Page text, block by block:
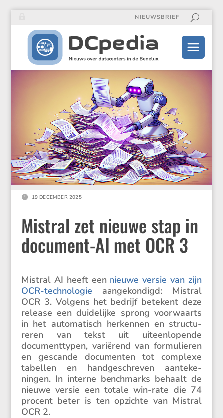
NIEUWSBRIEF
 19 DECEMBER 2025
Mistral zet nieuwe stap in
document-AI met OCR 3
Mistral AI heeft een nieuwe versie van zijn
OCR-techno­logie aange­kon­digd: Mistral
OCR 3. Volgens het bedrijf betekent deze
release een duide­lijke sprong voorwaarts
in het automa­tisch herkennen en struc­tu­
reren van tekst uit uiteen­lo­pende
document­typen, varië­rend van formu­lieren
en gescande documenten tot complexe
tabellen en handge­schreven aante­ke­
ningen. In interne bench­marks behaalt de
nieuwe versie een totale win-rate die 74
procent beter is ten opzichte van Mistral
OCR 2.